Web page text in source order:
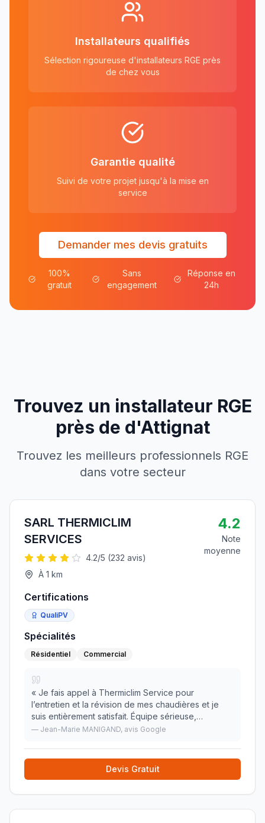
Installateurs qualifiés
Sélection rigoureuse d'installateurs RGE près
de chez vous
Garantie qualité
Suivi de votre projet jusqu'à la mise en
service
Demander mes devis gratuits
100%
gratuit
Sans
engagement
Réponse en
24h
Trouvez un installateur RGE
près de d'Attignat
Trouvez les meilleurs professionnels RGE
dans votre secteur
SARL THERMICLIM
SERVICES
4.2/5 (232 avis)
À 1 km
4.2
Note
moyenne
Certifications
QualiPV
Spécialités
Résidentiel Commercial
« Je fais appel à Thermiclim Service pour
l’entretien et la révision de mes chaudières et je
suis entièrement satisfait. Équipe sérieuse,
ponctuelle et très professionnelle. Les techniciens
»
— Jean-Marie MANIGAND, avis Google
Devis Gratuit